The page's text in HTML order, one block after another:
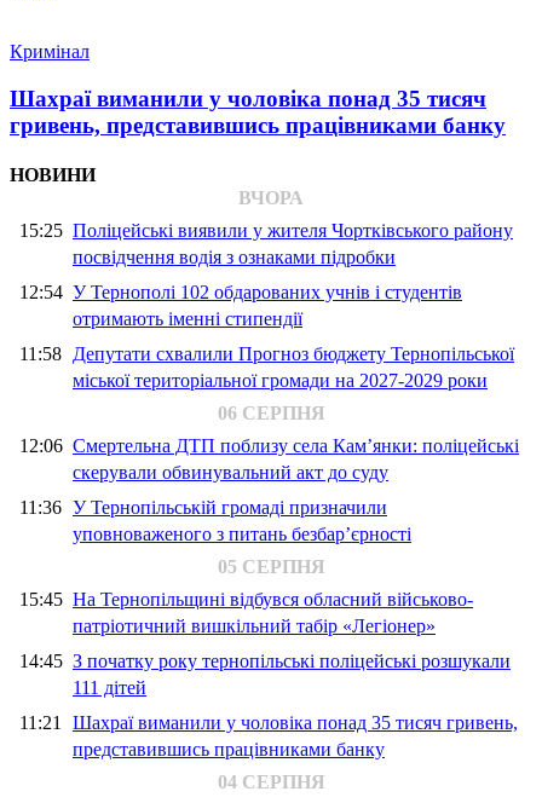
Кримінал
Шахраї виманили у чоловіка понад 35 тисяч
гривень, представившись працівниками банку
НОВИНИ
ВЧОРА
15:25 Поліцейські виявили у жителя Чортківського району
посвідчення водія з ознаками підробки
12:54 У Тернополі 102 обдарованих учнів і студентів
отримають іменні стипендії
11:58 Депутати схвалили Прогноз бюджету Тернопільської
міської територіальної громади на 2027-2029 роки
06 СЕРПНЯ
12:06 Смертельна ДТП поблизу села Кам’янки: поліцейські
скерували обвинувальний акт до суду
11:36 У Тернопільській громаді призначили
уповноваженого з питань безбар’єрності
05 СЕРПНЯ
15:45 На Тернопільщині відбувся обласний військово-
патріотичний вишкільний табір «Легіонер»
14:45 З початку року тернопільські поліцейські розшукали
111 дітей
11:21 Шахраї виманили у чоловіка понад 35 тисяч гривень,
представившись працівниками банку
04 СЕРПНЯ